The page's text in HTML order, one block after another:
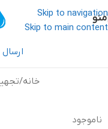
Skip to navigation
Skip to main content
منو
خانه/
ناموجود